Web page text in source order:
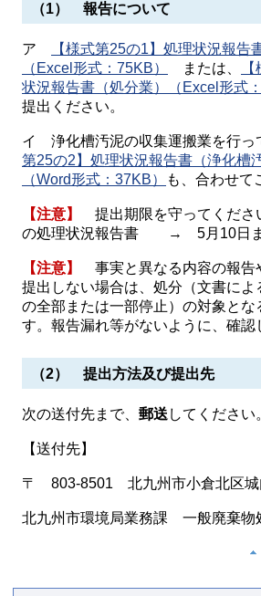
（1） 報告について
ア
【様式第25の1】処理状況報告
（Excel形式：75KB）
または、
状況報告書（処分業）（Excel形式：
提出ください。
イ 浄化槽汚泥の収集運搬業を行っ
第25の2】処理状況報告書（浄化槽
（Word形式：37KB）
も、合わせて
【注意】 提出期限を守ってくだ
の処理状況報告書 → 5月10日ま
【注意】
事実と異なる内容の報告
提出しない場合は、処分（文書によ
の全部または一部停止）の対象とな
す。報告漏れ等がないように、確認
（2） 提出方法及び提出先
次の送付先まで、 郵送 してください
【送付先】
〒 803-8501 北九州市小倉北区
北九州市環境局業務課 一般廃棄